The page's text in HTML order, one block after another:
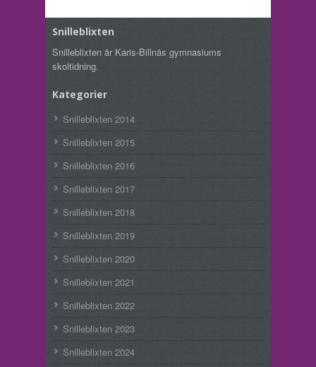
Snilleblixten
Snilleblixten är Karis-Billnäs gymnasiums
skoltidning.
Kategorier
Snilleblixten 2014
Snilleblixten 2015
Snilleblixten 2016
Snilleblixten 2017
Snilleblixten 2018
Snilleblixten 2019
Snilleblixten 2020
Snilleblixten 2021
Snilleblixten 2022
Snilleblixten 2023
Snilleblixten 2024